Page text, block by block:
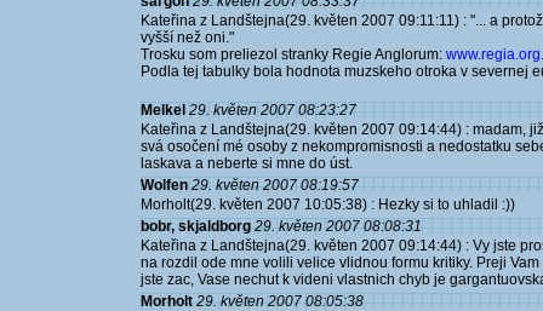
Kateřina z Landštejna(29. květen 2007 09:11:11) : "... a
vyšší než oni."
Trosku som preliezol stranky Regie Anglorum:
Podla tej tabulky bola hodnota muzskeho otroka v severnej
Melkel 29. květen 2007 08:23:27
Kateřina z Landštejna(29. květen 2007 09:14:44) : madam,
svá osočení mé osoby z nekompromisnosti a nedostatku
laskava a neberte si mne do úst.
Wolfen 29. květen 2007 08:19:57
Morholt(29. květen 2007 10:05:38) : Hezky si to uhladil :))
bobr, skjaldborg 29. květen 2007 08:08:31
Kateřina z Landštejna(29. květen 2007 09:14:44) : Vy jste
na rozdil ode mne volili velice vlidnou formu kritiky. Preji
jste zac, Vase nechut k videni vlastnich chyb je
Morholt 29. květen 2007 08:05:38